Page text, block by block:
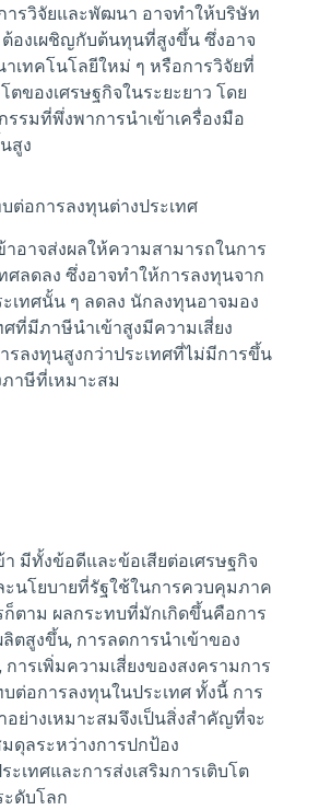
ารวิจัยและพัฒนา อาจทำให้บริษัท
องเผชิญกับต้นทุนที่สูงขึ้น ซึ่งอาจ
เทคโนโลยีใหม่ ๆ หรือการวิจัยที่
ตของเศรษฐกิจในระยะยาว โดย
รรมที่พึ่งพาการนำเข้าเครื่องมือ
สูง
ต่อการลงทุนต่างประเทศ
าอาจส่งผลให้ความสามารถในการ
ศลดลง ซึ่งอาจทำให้การลงทุนจาก
ะเทศนั้น ๆ ลดลง นักลงทุนอาจมอง
ศที่มีภาษีนำเข้าสูงมีความเสี่ยง
รลงทุนสูงกว่าประเทศที่ไม่มีการขึ้น
าษีที่เหมาะสม
า มีทั้งข้อดีและข้อเสียต่อเศรษฐกิจ
นโยบายที่รัฐใช้ในการควบคุมภาค
ก็ตาม ผลกระทบที่มักเกิดขึ้นคือการ
ตสูงขึ้น, การลดการนำเข้าของ
ารเพิ่มความเสี่ยงของสงครามการ
ต่อการลงทุนในประเทศ ทั้งนี้ การ
อย่างเหมาะสมจึงเป็นสิ่งสำคัญที่จะ
ดุลระหว่างการปกป้อง
เทศและการส่งเสริมการเติบโต
ะดับโลก